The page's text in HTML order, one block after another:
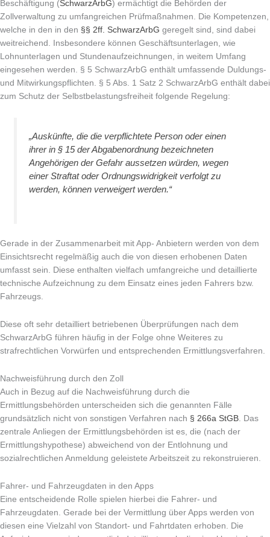
Beschäftigung (SchwarzArbG) ermächtigt die Behörden der
Zollverwaltung zu umfangreichen Prüfmaßnahmen. Die Kompetenzen,
welche in den in den §§ 2ff. SchwarzArbG geregelt sind, sind dabei
weitreichend. Insbesondere können Geschäftsunterlagen, wie
Lohnunterlagen und Stundenaufzeichnungen, in weitem Umfang
eingesehen werden. § 5 SchwarzArbG enthält umfassende Duldungs-
und Mitwirkungspflichten. § 5 Abs. 1 Satz 2 SchwarzArbG enthält dabei
zum Schutz der Selbstbelastungsfreiheit folgende Regelung:
„Auskünfte, die die verpflichtete Person oder einen
ihrer in § 15 der Abgabenordnung bezeichneten
Angehörigen der Gefahr aussetzen würden, wegen
einer Straftat oder Ordnungswidrigkeit verfolgt zu
werden, können verweigert werden.“
Gerade in der Zusammenarbeit mit App- Anbietern werden von dem
Einsichtsrecht regelmäßig auch die von diesen erhobenen Daten
umfasst sein. Diese enthalten vielfach umfangreiche und detaillierte
technische Aufzeichnung zu dem Einsatz eines jeden Fahrers bzw.
Fahrzeugs.
Diese oft sehr detailliert betriebenen Überprüfungen nach dem
SchwarzArbG führen häufig in der Folge ohne Weiteres zu
strafrechtlichen Vorwürfen und entsprechenden Ermittlungsverfahren.
Nachweisführung durch den Zoll
Auch in Bezug auf die Nachweisführung durch die
Ermittlungsbehörden unterscheiden sich die genannten Fälle
grundsätzlich nicht von sonstigen Verfahren nach § 266a StGB. Das
zentrale Anliegen der Ermittlungsbehörden ist es, die (nach der
Ermittlungshypothese) abweichend von der Entlohnung und
sozialrechtlichen Anmeldung geleistete Arbeitszeit zu rekonstruieren.
Fahrer- und Fahrzeugdaten in den Apps
Eine entscheidende Rolle spielen hierbei die Fahrer- und
Fahrzeugdaten. Gerade bei der Vermittlung über Apps werden von
diesen eine Vielzahl von Standort- und Fahrtdaten erhoben. Die